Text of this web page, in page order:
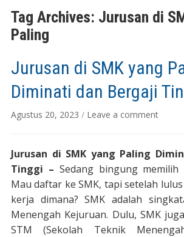
Tag Archives: Jurusan di
Paling
Jurusan di SMK yang
Diminati dan Bergaji
Agustus 20, 2023 / Leave a comment
Jurusan di SMK yang Paling
Tinggi – Sedang bingung memilih
Mau daftar ke SMK, tapi setelah
kerja dimana? SMK adalah
Menengah Kejuruan. Dulu, SMK
STM (Sekolah Teknik